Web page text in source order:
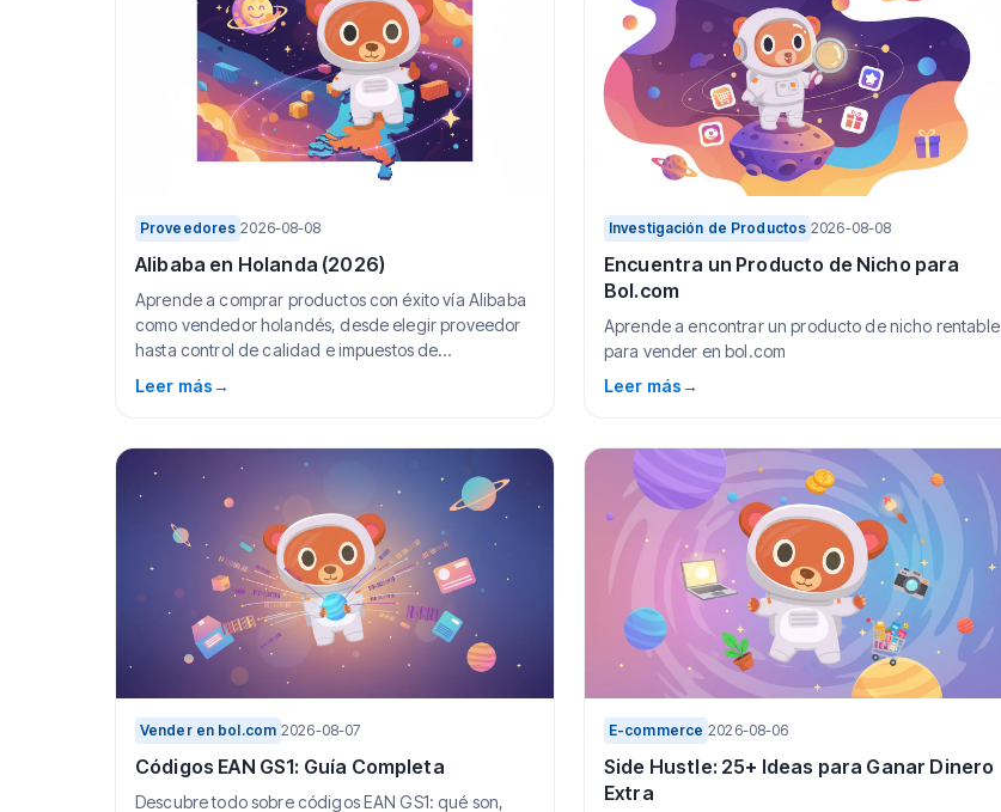
Proveedores 2026-08-08
Alibaba en Holanda (2026)
Aprende a comprar productos con éxito vía Alibaba
como vendedor holandés, desde elegir proveedor
hasta control de calidad e impuestos de
importación.
Leer más→
Investigación de Productos 2026-08-08
Encuentra un Producto de Nicho para
Bol.com
Aprende a encontrar un producto de nicho rentable
para vender en bol.com
Leer más→
Vender en bol.com 2026-08-07
Códigos EAN GS1: Guía Completa
Descubre todo sobre códigos EAN GS1: qué son,
E-commerce 2026-08-06
Side Hustle: 25+ Ideas para Ganar Dinero
Extra